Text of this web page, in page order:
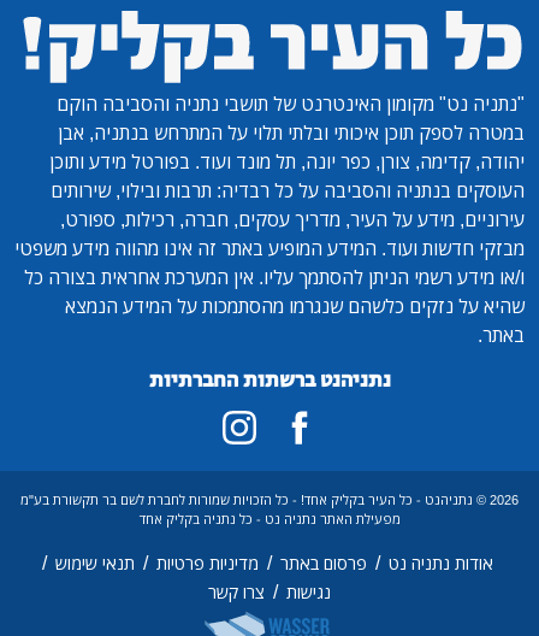
"נתניה נט" מקומון האינטרנט של תושבי נתניה והסביבה הוקם
במטרה לספק תוכן איכותי ובלתי תלוי על המתרחש בנתניה, אבן
יהודה, קדימה, צורן, כפר יונה, תל מונד ועוד. בפורטל מידע ותוכן
העוסקים בנתניה והסביבה על כל רבדיה: תרבות ובילוי, שירותים
עירוניים, מידע על העיר, מדריך עסקים, חברה, רכילות, ספורט,
מבזקי חדשות ועוד. המידע המופיע באתר זה אינו מהווה מידע משפטי
ו/או מידע רשמי הניתן להסתמך עליו. אין המערכת אחראית בצורה כל
שהיא על נזקים כלשהם שנגרמו מהסתמכות על המידע הנמצא
באתר.
נתניהנט ברשתות החברתיות
2026 © נתניהנט - כל העיר בקליק אחד! - כל הזכויות שמורות לחברת לשם בר תקשורת בע"מ
מפעילת האתר נתניה נט - כל נתניה בקליק אחד
אודות נתניה נט / פרסום באתר / מדיניות פרטיות / תנאי שימוש /
נגישות / צרו קשר